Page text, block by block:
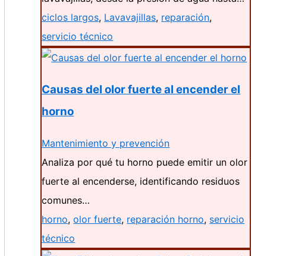
ciclos largos, Lavavajillas, reparación,
servicio técnico
Causas del olor fuerte al encender el
horno
Mantenimiento y prevención
Analiza por qué tu horno puede emitir un olor
fuerte al encenderse, identificando residuos
comunes…
horno,olor fuerte, reparación horno, servicio
técnico